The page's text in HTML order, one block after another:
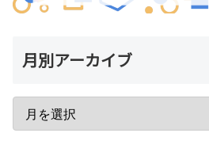
月別アーカイブ